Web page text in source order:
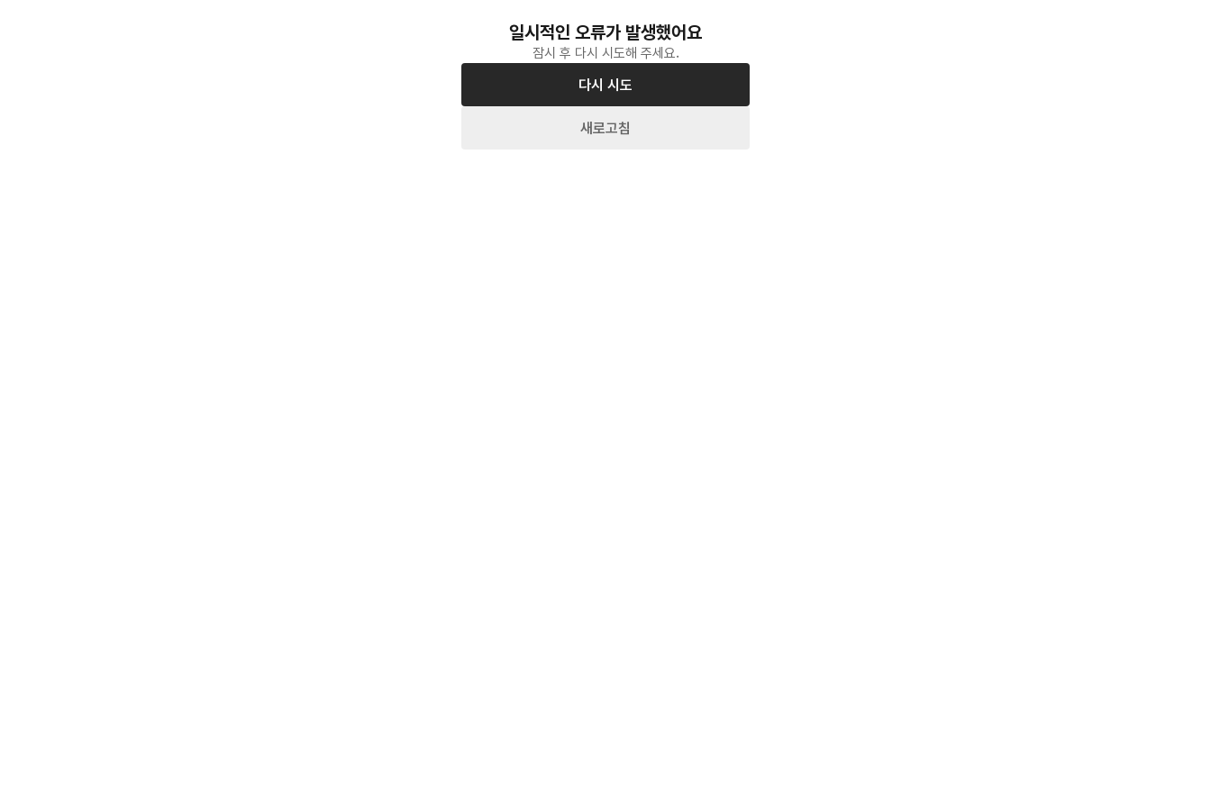
일시적인 오류가 발생했어요
잠시 후 다시 시도해 주세요.
다시 시도
새로고침